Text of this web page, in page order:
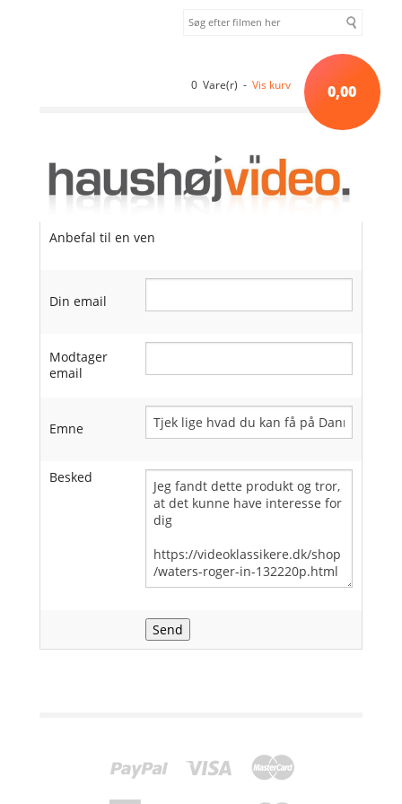
0 Vare(r) - Vis kurv 0,00
Anbefal til en ven
Din email
Modtager
email
Emne
Besked